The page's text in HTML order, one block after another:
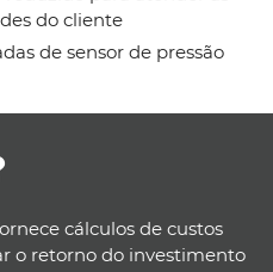
do cliente
de sensor de pressão
cálculos de custos
o retorno do investimento